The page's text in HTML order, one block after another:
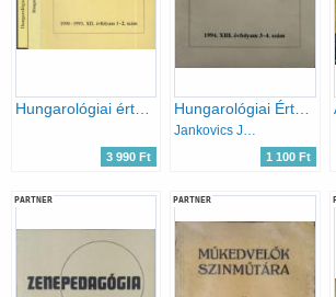
3 990 Ft
Jankovics József (fel. szerk.)
1 100 Ft
PARTNER PARTNER